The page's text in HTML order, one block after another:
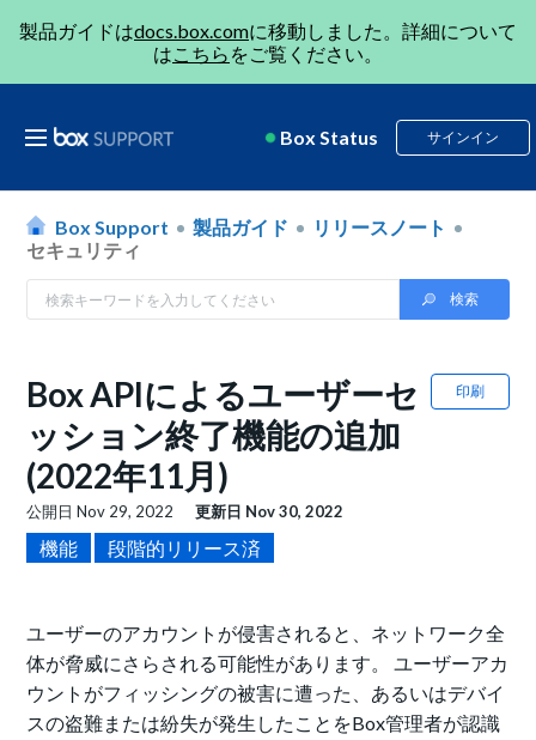
製品ガイドはdocs.box.comに移動しました。詳細について
はこちら をご覧ください。
Box Status サインイン
Box Support 製品ガイド
リリースノート
セキュリティ
印刷
Box APIによるユーザーセ
ッション終了機能の追加
(2022年11月)
公開日Nov 29, 2022 更新日 Nov 30, 2022
機能 段階的リリース済
ユーザーのアカウントが侵害されると、ネットワーク全
体が脅威にさらされる可能性があります。 ユーザーアカ
ウントがフィッシングの被害に遭った、あるいはデバイ
スの盗難または紛失が発生したことをBox管理者が認識